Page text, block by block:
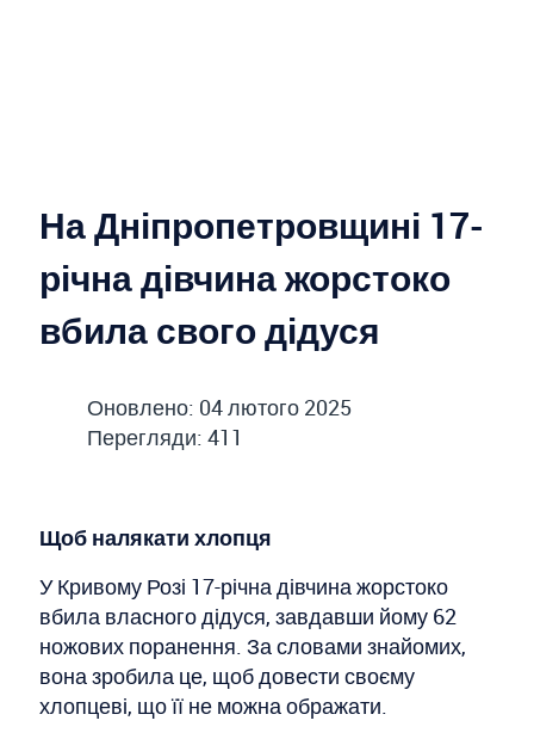
На Дніпропетровщині 17-
річна дівчина жорстоко
вбила свого дідуся
Оновлено: 04 лютого 2025
Перегляди: 411
Щоб налякати хлопця
У Кривому Розі 17-річна дівчина жорстоко
вбила власного дідуся, завдавши йому 62
ножових поранення. За словами знайомих,
вона зробила це, щоб довести своєму
хлопцеві, що її не можна ображати.